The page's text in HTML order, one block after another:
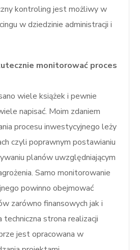
kontroling jest możliwy w
w dziedzinie administracji i
monitorować proces
wiele książek i pewnie
napisać. Moim zdaniem
procesu inwestycyjnego leży
czyli poprawnym postawianiu
planów uwzględniającym
Samo monitorowanie
powinno obejmować
zarówno finansowych jak i
techniczna strona realizacji
jest opracowana w